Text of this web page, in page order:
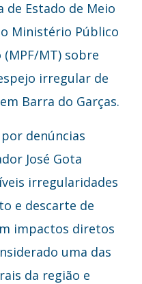
de Estado de Meio
Ministério Público
MT) sobre
irregular de
Barra do Garças.
denúncias
José Gota
irregularidades
e descarte de
impactos diretos
uma das
da região e